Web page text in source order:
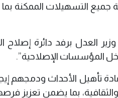
جميع التسهيلات الممكنة
وزير العدل برفد دائرة إصلاح
المؤسسات الإصلاحية”.
تأهيل الأحداث ودمجهم
بما يضمن تعزيز